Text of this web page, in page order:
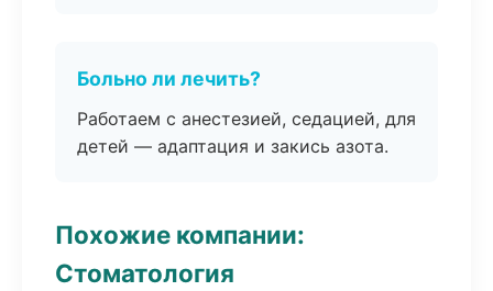
Больно ли лечить?
Работаем с анестезией, седацией, для
детей — адаптация и закись азота.
Похожие компании:
Стоматология